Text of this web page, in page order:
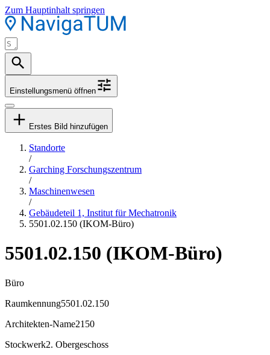
Zum Hauptinhalt springen
Einstellungsmenü öffnen
Erstes Bild hinzufügen
Standorte
/
Garching Forschungszentrum
/
Maschinenwesen
/
Gebäudeteil 1, Institut für Mechatronik
5501.02.150 (IKOM-Büro)
5501.02.150 (IKOM-Büro)
Büro
Raumkennung5501.02.150
Architekten-Name2150
Stockwerk2. Obergeschoss